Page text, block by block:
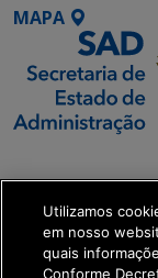
MAPA
Executiva de
get_footer();
Utilizamos
em nosso
quais
Conforme